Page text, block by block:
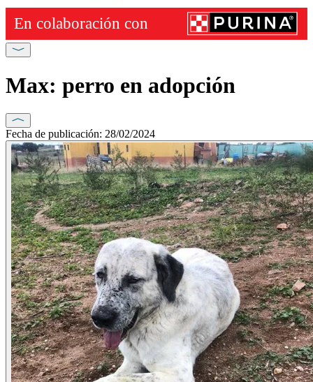
Max: perro en adopción
Fecha de publicación: 28/02/2024